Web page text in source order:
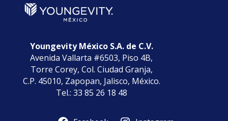
Youngevity México S.A. de C.V.
Avenida Vallarta #6503, Piso 4B,
Torre Corey, Col. Ciudad Granja,
C.P. 45010, Zapopan, Jalisco, México.
Tel.: 33 85 26 18 48